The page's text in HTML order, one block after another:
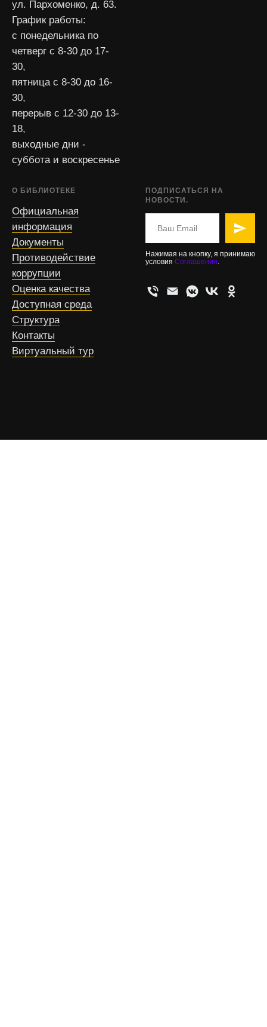
ул. Пархоменко, д. 63.
График работы:
с понедельника по
четверг с 8-30 до 17-
30,
пятница с 8-30 до 16-
30,
перерыв с 12-30 до 13-
18,
выходные дни -
суббота и воскресенье
О БИБЛИОТЕКЕ
Официальная
информация
Документы
Противодействие
коррупции
Оценка качества
Доступная среда
Структура
Контакты
Виртуальный тур
ПОДПИСАТЬСЯ НА
НОВОСТИ.
Нажимая на кнопку, я принимаю
условия Соглашения.